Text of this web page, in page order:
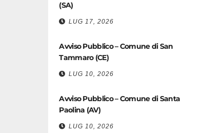
(SA)
LUG 17, 2026
Avviso Pubblico – Comune di San
Tammaro (CE)
LUG 10, 2026
Avviso Pubblico – Comune di Santa
Paolina (AV)
LUG 10, 2026